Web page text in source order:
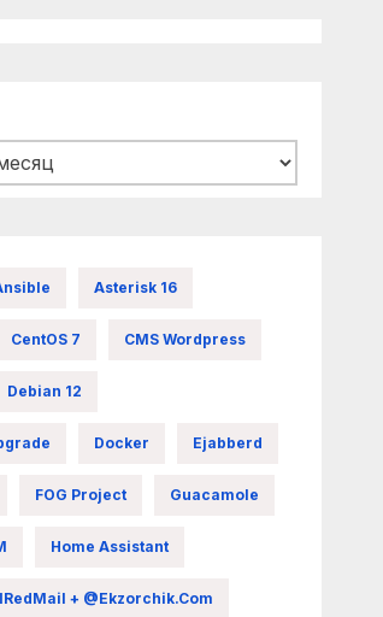
Asterisk 16
CentOS 7 CMS Wordpress
Debian 12
Docker Ejabberd
FOG Project Guacamole
Home Assistant
IRedMail + @ekzorchik.com